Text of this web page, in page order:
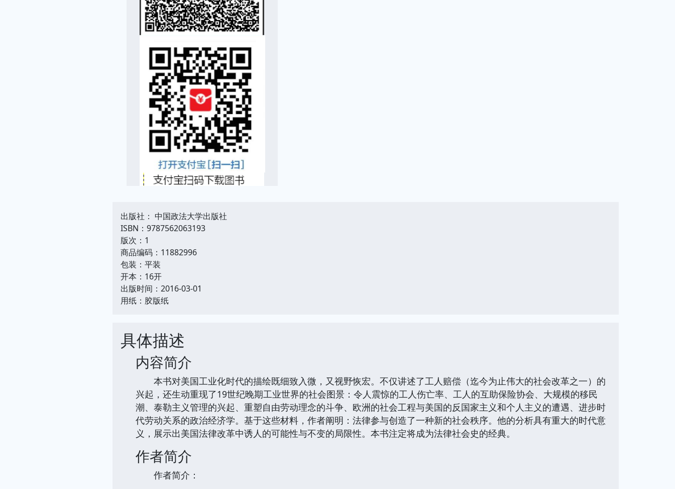
出版社： 中国政法大学出版社
ISBN：9787562063193
版次：1
商品编码：11882996
包装：平装
开本：16开
出版时间：2016-03-01
用纸：胶版纸
具体描述
内容简介
本书对美国工业化时代的描绘既细致入微，又视野恢宏。不仅讲述了工人赔偿（迄今为止伟大的社会改革之一）的
兴起，还生动重现了19世纪晚期工业世界的社会图景：令人震惊的工人伤亡率、工人的互助保险协会、大规模的移民
潮、泰勒主义管理的兴起、重塑自由劳动理念的斗争、欧洲的社会工程与美国的反国家主义和个人主义的遭遇、进步时
代劳动关系的政治经济学。基于这些材料，作者阐明：法律参与创造了一种新的社会秩序。他的分析具有重大的时代意
义，展示出美国法律改革中诱人的可能性与不变的局限性。本书注定将成为法律社会史的经典。
作者简介
作者简介：